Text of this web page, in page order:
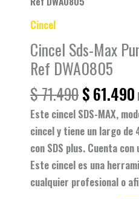
Cincel
Cincel Sds-Max
Ref DWA0805
$71.490$61.490
Este cincel SDS-MAX,
cincel y tiene un largo de
con SDS plus. Cuenta
Este cincel es una
cualquier profesional o